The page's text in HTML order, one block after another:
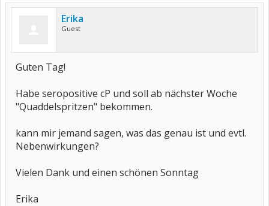
Erika
Guest
Guten Tag!
Habe seropositive cP und soll ab nächster Woche
"Quaddelspritzen" bekommen.
kann mir jemand sagen, was das genau ist und evtl.
Nebenwirkungen?
Vielen Dank und einen schönen Sonntag
Erika